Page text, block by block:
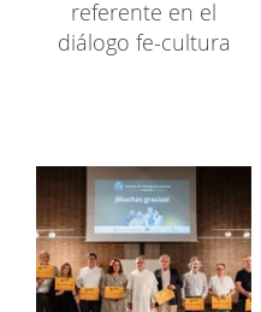
referente en el
diálogo fe-cultura